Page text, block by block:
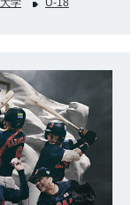
大学
U-18